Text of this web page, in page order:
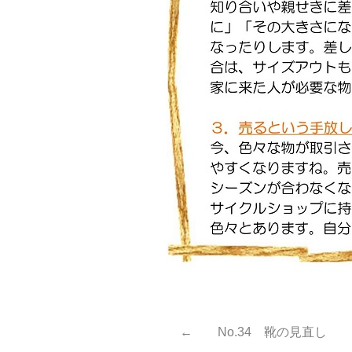
← No.34 靴の見直し